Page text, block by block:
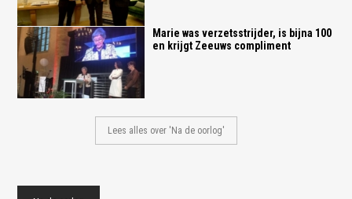
Marie was verzetsstrijder, is bijna 100
en krijgt Zeeuws compliment
Lees alles over 'Na de oorlog'